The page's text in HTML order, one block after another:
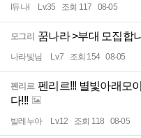
I듀나l Lv.35 조회 117 08-05
모그리 꿈나라 >부대 모집합
나라빛님 Lv.7 조회 154 08-05
펜리르 펜리르!!! 별빛아래모
다!!!
발레누아 Lv.12 조회 118 08-05